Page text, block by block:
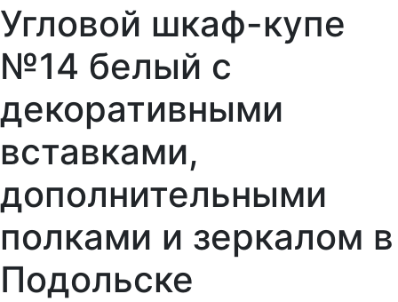
Угловой шкаф-купе
№14 белый с
декоративными
вставками,
дополнительными
полками и зеркалом в
Подольске